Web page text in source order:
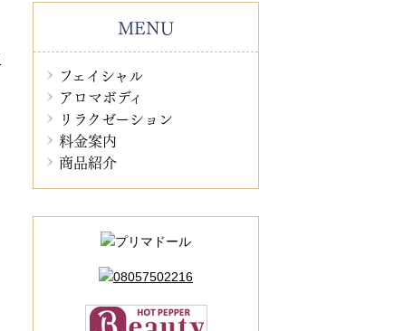
MENU
フェイシャル
アロマボディ
リラクゼーション
料金案内
商品紹介